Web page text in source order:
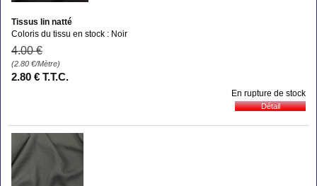
Tissus lin natté
Coloris du tissu en stock : Noir
4.00 €
(2.80 €/Mètre)
2.80 € T.T.C.
En rupture de stock